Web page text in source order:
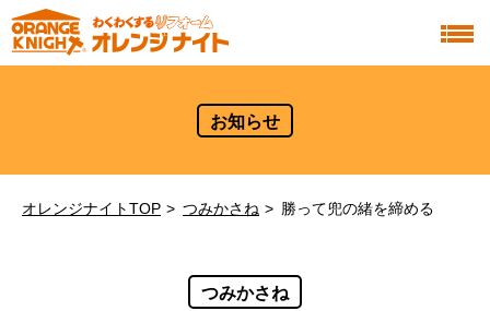
お知らせ
オレンジナイトTOP つみかさね 勝って兜の緒を締める
つみかさね